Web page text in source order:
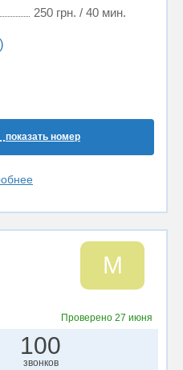
250 грн. / 40 мин.
показать номер
М
Проверено 27 июня
100
звонков